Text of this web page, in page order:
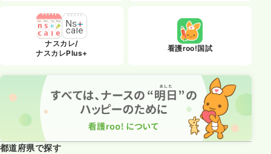
ナスカレ/
ナスカレPlus+
看護roo!国試
都道府県で探す